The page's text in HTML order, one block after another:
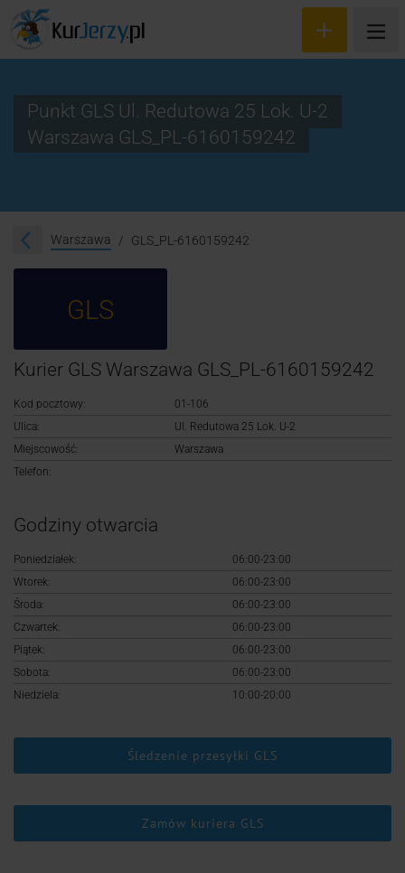
Śledzenie przesyłki
Logowanie
Punkt GLS Ul. Redutowa 25 Lok. U-2
Warszawa GLS_PL-6160159242
Warszawa GLS_PL-6160159242
GLS
Kurier GLS Warszawa GLS_PL-6160159242
Kod pocztowy:
01-106
Ulica:
Ul. Redutowa 25 Lok. U-2
Miejscowość:
Warszawa
Telefon:
Godziny otwarcia
Poniedziałek:
06:00-23:00
Wtorek:
06:00-23:00
Środa:
06:00-23:00
Czwartek:
06:00-23:00
Piątek:
06:00-23:00
Sobota:
06:00-23:00
Niedziela:
10:00-20:00
Śledzenie przesyłki GLS
Zamów kuriera GLS